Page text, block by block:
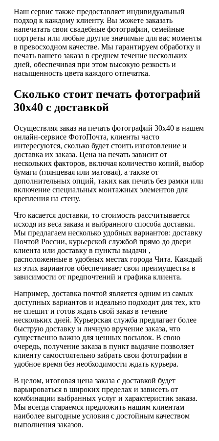
Наш сервис также предоставляет индивидуальный
подход к каждому клиенту. Вы можете заказать
напечатать свои свадебные фотографии, семейные
портреты или любые другие значимые для вас моменты
в превосходном качестве. Мы гарантируем обработку и
печать вашего заказа в среднем течение нескольких
дней, обеспечивая при этом высокую резкость и
насыщенность цвета каждого отпечатка.
Сколько стоит печать фотографий
30х40 с доставкой
Осуществляя заказ на печать фотографий 30х40 в нашем
онлайн-сервисе ФотоПочта, клиенты часто
интересуются, сколько будет стоить изготовление и
доставка их заказа. Цена на печать зависит от
нескольких факторов, включая количество копий, выбор
бумаги (глянцевая или матовая), а также от
дополнительных опций, таких как печать без рамки или
включение специальных монтажных элементов для
крепления на стену.
Что касается доставки, то стоимость рассчитывается
исходя из веса заказа и выбранного способа доставки.
Мы предлагаем несколько удобных вариантов: доставку
Почтой России, курьерской службой прямо до двери
клиента или доставку в пункты выдачи ,
расположенные в удобных местах города Чита. Каждый
из этих вариантов обеспечивает свои преимущества в
зависимости от предпочтений и графика клиента.
Например, доставка почтой является одним из самых
доступных вариантов и идеально подходит для тех, кто
не спешит и готов ждать свой заказ в течение
нескольких дней. Курьерская служба предлагает более
быструю доставку и личную вручение заказа, что
существенно важно для ценных посылок. В свою
очередь, получение заказа в пункт выдачие позволяет
клиенту самостоятельно забрать свои фотографии в
удобное время без необходимости ждать курьера.
В целом, итоговая цена заказа с доставкой будет
варьироваться в широких пределах и зависеть от
комбинации выбранных услуг и характеристик заказа.
Мы всегда стараемся предложить нашим клиентам
наиболее выгодные условия с достойным качеством
выполнения заказов.